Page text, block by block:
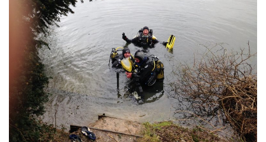
Agenda
Les Palmes du Lac
Résultats Compétitions
MATERIEL
Section Matériel
Occasions